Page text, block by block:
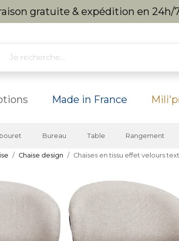
gratuite & expédition en 24h/
Made in France
Bureau Table Rangement
Chaise design Chaises en tissu effet velours